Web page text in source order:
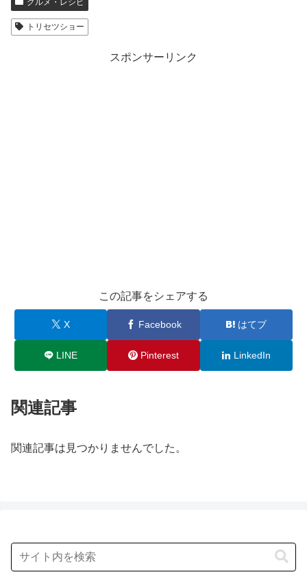
グルメ・レシピ
トリセツショー
スポンサーリンク
この記事をシェアする
X Facebook はてブ
LINE Pinterest LinkedIn
関連記事
関連記事は見つかりませんでした。